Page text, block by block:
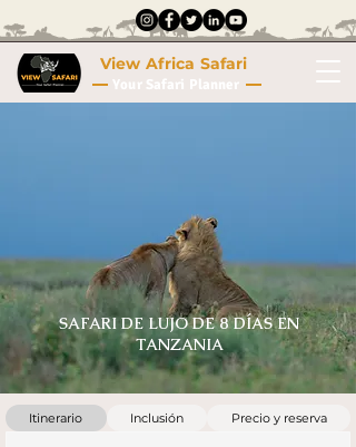
View Africa Safari
Your Safari Planner
SAFARI DE LUJO DE 8 DÍAS EN
TANZANIA
Itinerario Inclusión Precio y reserva